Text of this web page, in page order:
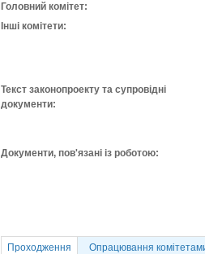
Головний комітет:
Інші комітети:
Текст законопроекту та супровідні
документи:
Документи, пов'язані із роботою:
Проходження Опрацювання